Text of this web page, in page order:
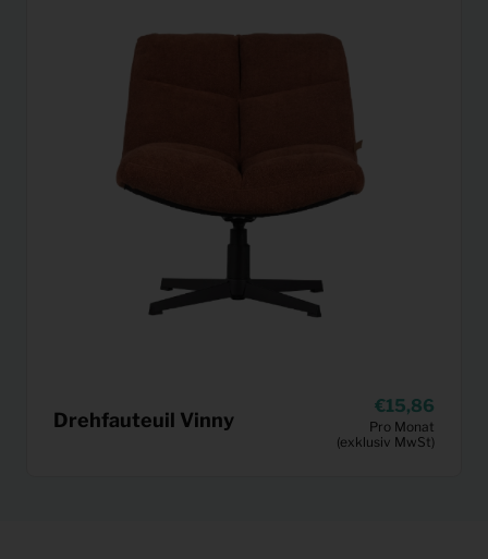
Drehfauteuil Vinny
15,86
Pro Monat
(exklusiv MwSt)